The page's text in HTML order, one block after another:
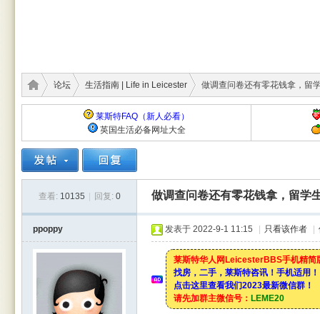
论坛 生活指南 | Life in Leicester 做调查问卷还有零花钱拿，留
莱斯特FAQ（新人必看）
英国生活必备网址大全
查看: 10135 回复: 0 做调查问卷还有零花钱拿，留学
ppoppy 发表于 2022-9-1 11:15 只看该作者
莱斯特华人网LeicesterBBS手机精简
找房，二手，莱斯特咨讯！手机适用！
点击这里查看我们2023最新微信群！
请先加群主微信号： LEME20